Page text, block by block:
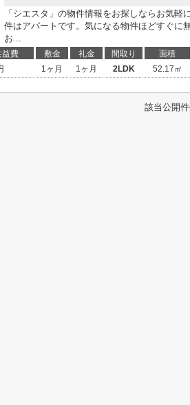
「シエスタ」の物件情報をお探しならお気軽
件はアパートです。気になる物件ほどすぐに
お...
益費 敷金 礼金 間取り 面積
1ヶ月 1ヶ月 2LDK 52.17㎡
該当公開